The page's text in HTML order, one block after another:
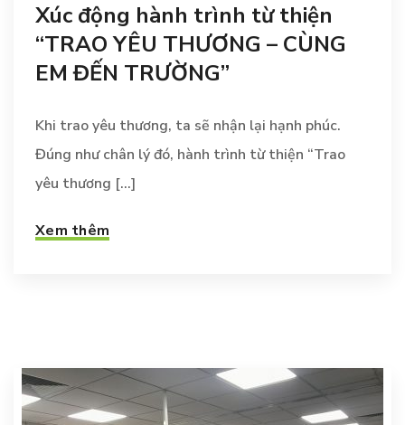
Xúc động hành trình từ thiện
“TRAO YÊU THƯƠNG – CÙNG
EM ĐẾN TRƯỜNG”
Khi trao yêu thương, ta sẽ nhận lại hạnh phúc.
Đúng như chân lý đó, hành trình từ thiện “Trao
yêu thương [...]
Xem thêm